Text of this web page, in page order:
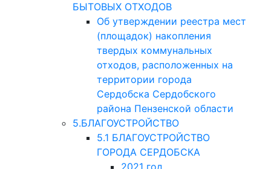
БЫТОВЫХ ОТХОДОВ
Об утверждении реестра мест
(площадок) накопления
твердых коммунальных
отходов, расположенных на
территории города
Сердобска Сердобского
района Пензенской области
5.БЛАГОУСТРОЙСТВО
5.1 БЛАГОУСТРОЙСТВО
ГОРОДА СЕРДОБСКА
2021 год